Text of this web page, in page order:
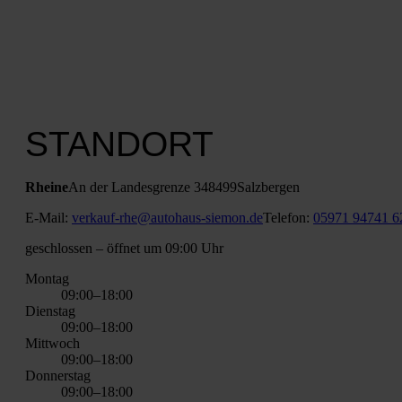
STANDORT
Rhei­neAn der Lan­des­gren­ze 348499Salz­ber­gen
E‑Mail: verkauf-rhe@autohaus-siemon.deTele­fon: 05971 94741
geschlos­sen – öff­net um 09:00 Uhr
Mon­tag
09:00–18:00
Diens­tag
09:00–18:00
Mitt­woch
09:00–18:00
Don­ners­tag
09:00–18:00